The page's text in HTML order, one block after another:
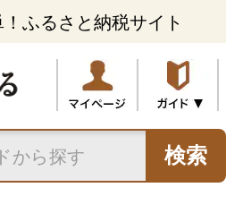
ふるさと納税サイト
検索